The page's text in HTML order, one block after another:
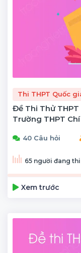
Thi THPT Quốc
Đề Thi Thử THPT
Trường THPT
40 Câu hỏi
65 người đang thi
Xem trước